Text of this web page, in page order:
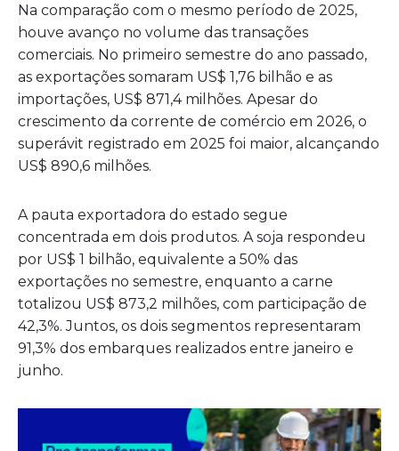
Na comparação com o mesmo período de 2025,
houve avanço no volume das transações
comerciais. No primeiro semestre do ano passado,
as exportações somaram US$ 1,76 bilhão e as
importações, US$ 871,4 milhões. Apesar do
crescimento da corrente de comércio em 2026, o
superávit registrado em 2025 foi maior, alcançando
US$ 890,6 milhões.
A pauta exportadora do estado segue
concentrada em dois produtos. A soja respondeu
por US$ 1 bilhão, equivalente a 50% das
exportações no semestre, enquanto a carne
totalizou US$ 873,2 milhões, com participação de
42,3%. Juntos, os dois segmentos representaram
91,3% dos embarques realizados entre janeiro e
junho.